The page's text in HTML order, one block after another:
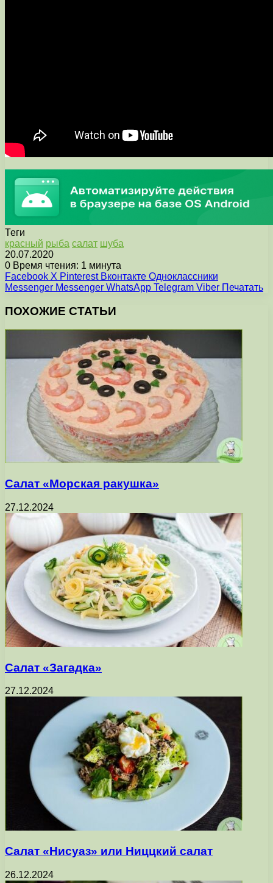
Теги
красный рыба салат шуба
20.07.2020
0 Время чтения: 1 минута
Facebook X Pinterest Вконтакте Одноклассники
Messenger Messenger WhatsApp Telegram Viber Печатать
ПОХОЖИЕ СТАТЬИ
Салат «Морская ракушка»
27.12.2024
Салат «Загадка»
27.12.2024
Салат «Нисуаз» или Ниццкий салат
26.12.2024